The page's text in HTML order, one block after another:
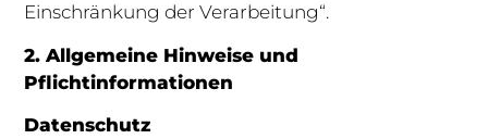
Einschränkung der Verarbeitung“.
2. Allgemeine Hinweise und
Pflichtinformationen
Datenschutz